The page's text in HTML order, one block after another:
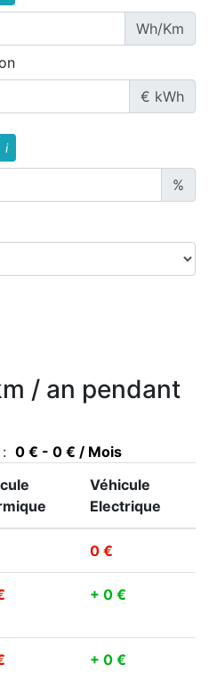
Wh/Km
€ kWh
i
%
/ an pendant
0 € - 0 € / Mois
Véhicule
Electrique
0 €
+ 0 €
+ 0 €